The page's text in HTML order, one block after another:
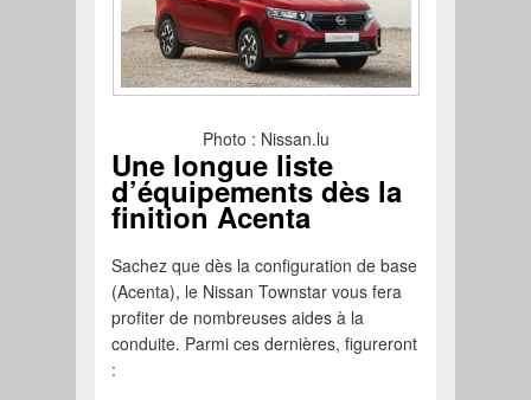
Photo : Nissan.lu
Une longue liste
d’équipements dès la
finition Acenta
Sachez que dès la configuration de base
(Acenta), le Nissan Townstar vous fera
profiter de nombreuses aides à la
conduite. Parmi ces dernières, figureront
: